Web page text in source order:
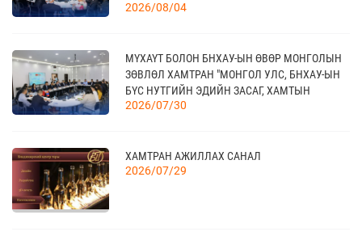
11 сар
АХУЙН САЛБАРЫН ҮЗЭСГЭЛЭН
ҮНДЭСНИЙ ХУДАЛДАА АЖ ҮЙЛДВЭРИЙН
2026/08/04
МҮХАҮТ БОЛОН БНХАУ-ЫН ӨВӨР МОНГОЛЫН
ЗӨВЛӨЛ ХАМТРАН "МОНГОЛ УЛС, БНХАУ-ЫН
БҮС НУТГИЙН ЭДИЙН ЗАСАГ, ХАМТЫН
АЖИЛЛАГААНЫ УУЛЗАЛТ"-ЫГ ЗОХИОН
2026/07/30
ХАМТРАН АЖИЛЛАХ САНАЛ
2026/07/29